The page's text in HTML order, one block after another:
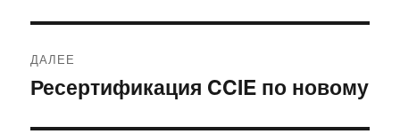
ДАЛЕЕ
Следующая
Ресертификация CCIE по новому